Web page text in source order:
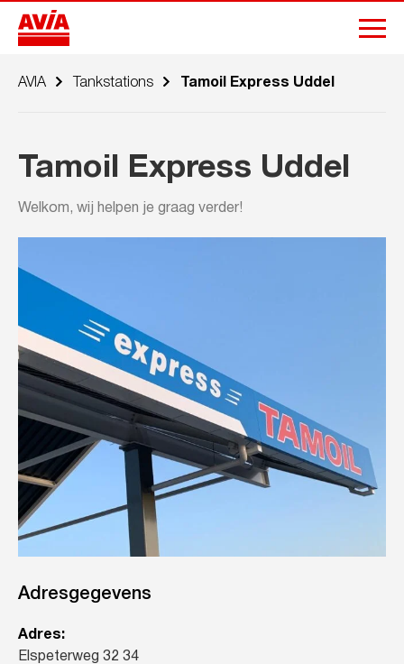
AVIA Tankstations Tamoil Express Uddel
Tamoil Express Uddel
Welkom, wij helpen je graag verder!
Adresgegevens
Adres:
Elspeterweg 32 34